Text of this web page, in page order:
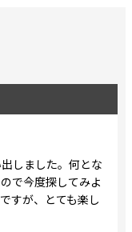
しました。何とな
で今度探してみよ
すが、とても楽し